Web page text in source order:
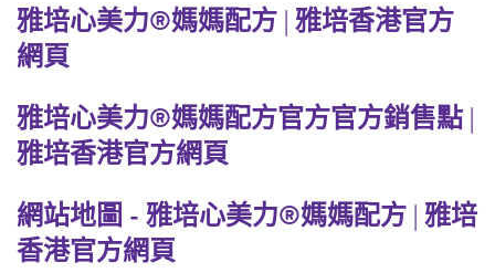
雅培心美力®媽媽配方 | 雅培香港官方
網頁
雅培心美力®媽媽配方官方官方銷售點 |
雅培香港官方網頁
網站地圖 - 雅培心美力®媽媽配方 | 雅培
香港官方網頁